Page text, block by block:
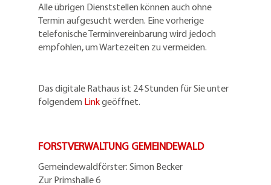
Alle übrigen Dienststellen können auch ohne
Termin aufgesucht werden. Eine vorherige
telefonische Terminvereinbarung wird jedoch
empfohlen, um Wartezeiten zu vermeiden.
Das digitale Rathaus ist 24 Stunden für Sie unter
folgendem Linkgeöffnet.
FORSTVERWALTUNG GEMEINDEWALD
Gemeindewaldförster: Simon Becker
Zur Primshalle 6